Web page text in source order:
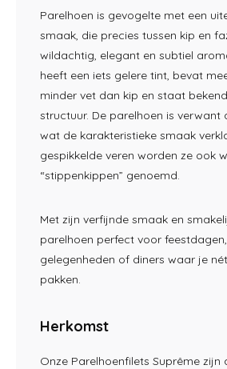
Parelhoen is gevogelte met een
smaak, die precies tussen kip en
wildachtig, elegant en subtiel
heeft een iets gelere tint, bevat
minder vet dan kip en staat
structuur. De parelhoen is verwant
wat de karakteristieke smaak
gespikkelde veren worden ze ook
“stippenkippen” genoemd.
Met zijn verfijnde smaak en
parelhoen perfect voor
gelegenheden of diners waar je
pakken.
Herkomst
Onze Parelhoenfilets Suprême